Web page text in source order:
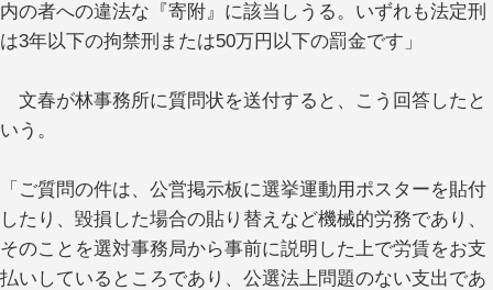
内の者への違法な『寄附』に該当しうる。いずれも法定刑
は3年以下の拘禁刑または50万円以下の罰金です」
文春が林事務所に質問状を送付すると、こう回答したと
いう。
「ご質問の件は、公営掲示板に選挙運動用ポスターを貼付
したり、毀損した場合の貼り替えなど機械的労務であり、
そのことを選対事務局から事前に説明した上で労賃をお支
払いしているところであり、公選法上問題のない支出であ